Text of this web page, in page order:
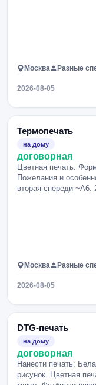
Москва Разные
2026-08-05
Термопечать
на дому
договорная
Цветная печать.
Пожелания и
вторая спереди ~А6.
Москва Разные
2026-08-05
DTG-печать
на дому
договорная
Нанести печать:
рисунок. Цветная